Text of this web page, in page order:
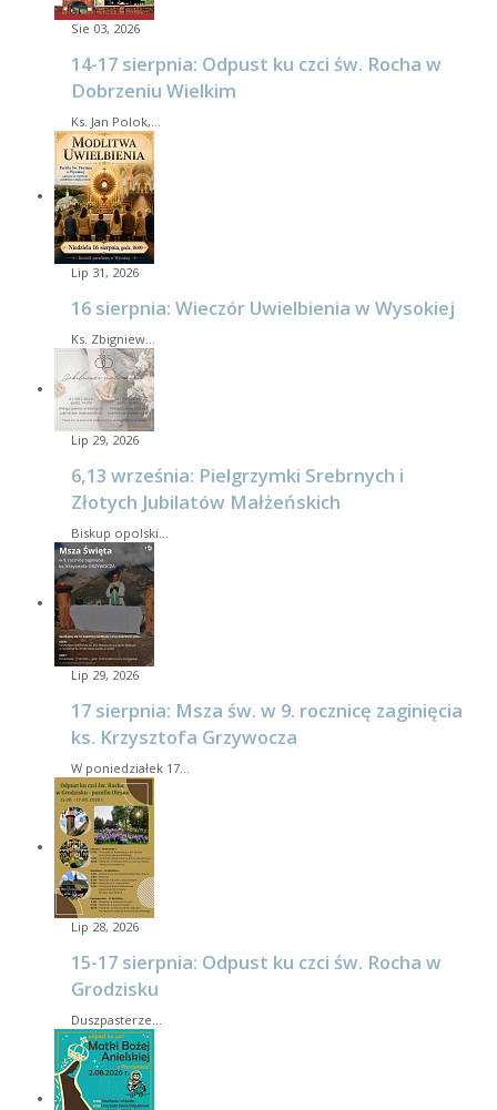
Sie 03, 2026
14-17 sierpnia: Odpust ku czci św. Rocha w
Dobrzeniu Wielkim
Ks. Jan Polok,…
Lip 31, 2026
16 sierpnia: Wieczór Uwielbienia w Wysokiej
Ks. Zbigniew…
Lip 29, 2026
6,13 września: Pielgrzymki Srebrnych i
Złotych Jubilatów Małżeńskich
Biskup opolski…
Lip 29, 2026
17 sierpnia: Msza św. w 9. rocznicę zaginięcia
ks. Krzysztofa Grzywocza
W poniedziałek 17…
Lip 28, 2026
15-17 sierpnia: Odpust ku czci św. Rocha w
Grodzisku
Duszpasterze…